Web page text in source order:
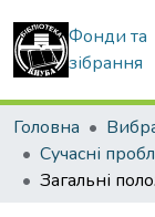
Фонди та
зібрання
Головна